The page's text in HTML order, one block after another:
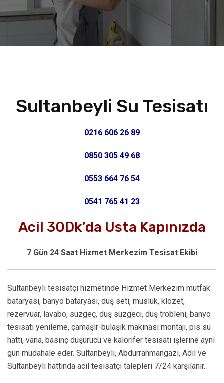
Sultanbeyli Su Tesisatı
0216 606 26 89
0850 305 49 68
0553 664 76 54
0541 765 41 23
Acil 30Dk’da Usta Kapınızda
7 Gün 24 Saat Hizmet Merkezim Tesisat Ekibi
Sultanbeyli tesisatçı hizmetinde Hizmet Merkezim mutfak
bataryası, banyo bataryası, duş seti, musluk, klozet,
rezervuar, lavabo, süzgeç, duş süzgeci, duş trobleni, banyo
tesisatı yenileme, çamaşır-bulaşık makinası montajı, pis su
hattı, vana, basınç düşürücü ve kalorifer tesisatı işlerine aynı
gün müdahale eder. Sultanbeyli, Abdurrahmangazi, Adil ve
Sultanbeyli hattında acil tesisatçı talepleri 7/24 karşılanır.